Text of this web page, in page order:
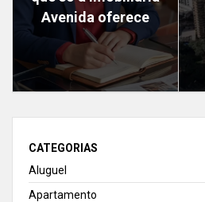
Avenida oferece
CATEGORIAS
Aluguel
Apartamento